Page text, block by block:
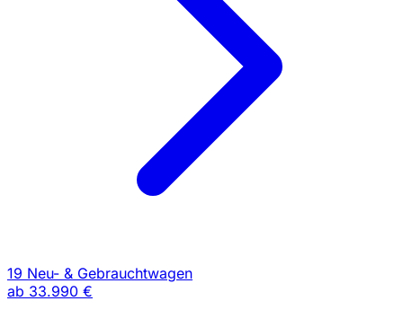
19 Neu- & Gebrauchtwagen
ab 33.990 €